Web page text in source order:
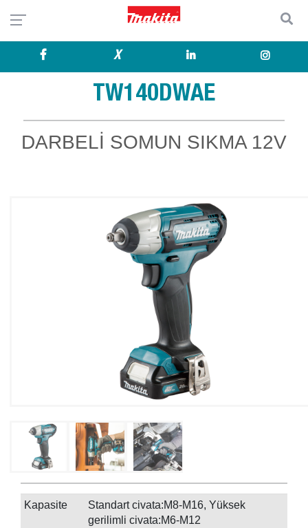
X
TW140DWAE
DARBELİ SOMUN SIKMA 12V
Kapasite
Standart civata:M8-M16, Yüksek
gerilimli civata:M6-M12